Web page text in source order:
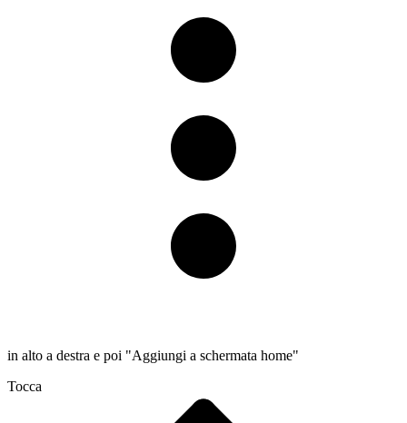
in alto a destra e poi "Aggiungi a schermata home"
Tocca